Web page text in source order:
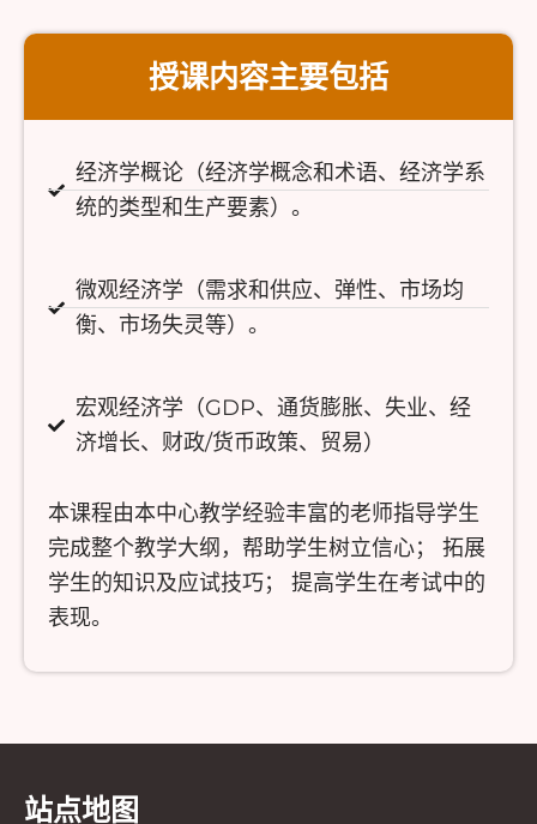
授课内容主要包括
经济学概论（经济学概念和术语、经济学系
统的类型和生产要素）。
微观经济学（需求和供应、弹性、市场均
衡、市场失灵等）。
宏观经济学（GDP、通货膨胀、失业、经
济增长、财政/货币政策、贸易）
本课程由本中心教学经验丰富的老师指导学生
完成整个教学大纲，帮助学生树立信心； 拓展
学生的知识及应试技巧； 提高学生在考试中的
表现。
站点地图